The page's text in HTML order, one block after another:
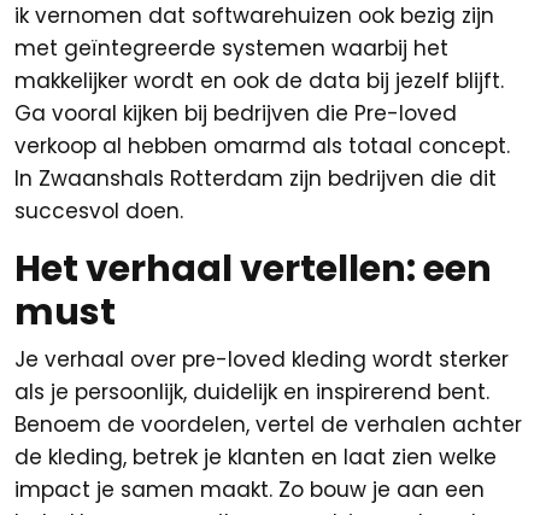
ik vernomen dat softwarehuizen ook bezig zijn
met geïntegreerde systemen waarbij het
makkelijker wordt en ook de data bij jezelf blijft.
Ga vooral kijken bij bedrijven die Pre-loved
verkoop al hebben omarmd als totaal concept.
In Zwaanshals Rotterdam zijn bedrijven die dit
succesvol doen.
Het verhaal vertellen: een
must
Je verhaal over pre-loved kleding wordt sterker
als je persoonlijk, duidelijk en inspirerend bent.
Benoem de voordelen, vertel de verhalen achter
de kleding, betrek je klanten en laat zien welke
impact je samen maakt. Zo bouw je aan een